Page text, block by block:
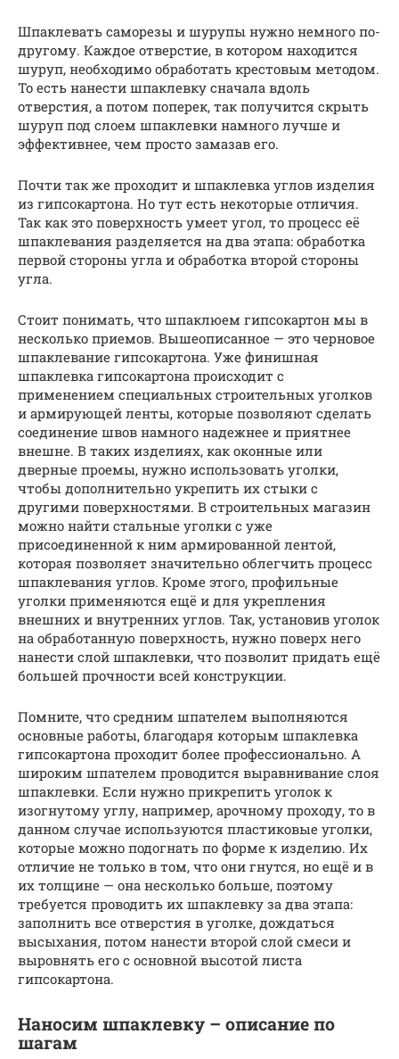
Шпаклевать саморезы и шурупы нужно немного по-
другому. Каждое отверстие, в котором находится
шуруп, необходимо обработать крестовым методом.
То есть нанести шпаклевку сначала вдоль
отверстия, а потом поперек, так получится скрыть
шуруп под слоем шпаклевки намного лучше и
эффективнее, чем просто замазав его.
Почти так же проходит и шпаклевка углов изделия
из гипсокартона. Но тут есть некоторые отличия.
Так как это поверхность умеет угол, то процесс её
шпаклевания разделяется на два этапа: обработка
первой стороны угла и обработка второй стороны
угла.
Стоит понимать, что шпаклюем гипсокартон мы в
несколько приемов. Вышеописанное — это черновое
шпаклевание гипсокартона. Уже финишная
шпаклевка гипсокартона происходит с
применением специальных строительных уголков
и армирующей ленты, которые позволяют сделать
соединение швов намного надежнее и приятнее
внешне. В таких изделиях, как оконные или
дверные проемы, нужно использовать уголки,
чтобы дополнительно укрепить их стыки с
другими поверхностями. В строительных магазин
можно найти стальные уголки с уже
присоединенной к ним армированной лентой,
которая позволяет значительно облегчить процесс
шпаклевания углов. Кроме этого, профильные
уголки применяются ещё и для укрепления
внешних и внутренних углов. Так, установив уголок
на обработанную поверхность, нужно поверх него
нанести слой шпаклевки, что позволит придать ещё
большей прочности всей конструкции.
Помните, что средним шпателем выполняются
основные работы, благодаря которым шпаклевка
гипсокартона проходит более профессионально. А
широким шпателем проводится выравнивание слоя
шпаклевки. Если нужно прикрепить уголок к
изогнутому углу, например, арочному проходу, то в
данном случае используются пластиковые уголки,
которые можно подогнать по форме к изделию. Их
отличие не только в том, что они гнутся, но ещё и в
их толщине — она несколько больше, поэтому
требуется проводить их шпаклевку за два этапа:
заполнить все отверстия в уголке, дождаться
высыхания, потом нанести второй слой смеси и
выровнять его с основной высотой листа
гипсокартона.
Наносим шпаклевку – описание по
шагам